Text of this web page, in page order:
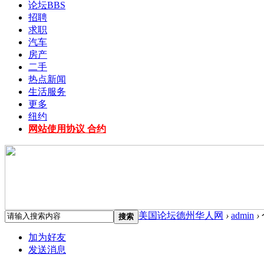
论坛BBS
招聘
求职
汽车
房产
二手
热点新闻
生活服务
更多
纽约
网站使用协议 合约
搜索 美国论坛德州华人网 › admin ›
加为好友
发送消息